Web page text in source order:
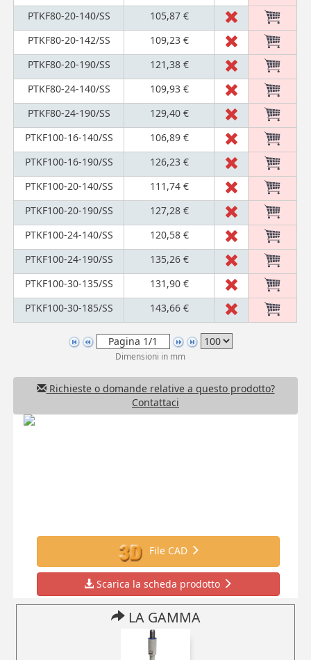
PTKF80-20-140/SS
105,87 €
PTKF80-20-142/SS
109,23 €
PTKF80-20-190/SS
121,38 €
PTKF80-24-140/SS
109,93 €
PTKF80-24-190/SS
129,40 €
PTKF100-16-140/SS
106,89 €
PTKF100-16-190/SS
126,23 €
PTKF100-20-140/SS
111,74 €
PTKF100-20-190/SS
127,28 €
PTKF100-24-140/SS
120,58 €
PTKF100-24-190/SS
135,26 €
PTKF100-30-135/SS
131,90 €
PTKF100-30-185/SS
143,66 €
Dimensioni in mm
Richieste o domande relative a questo prodotto?
Contattaci
File CAD
Scarica la scheda prodotto
LA GAMMA